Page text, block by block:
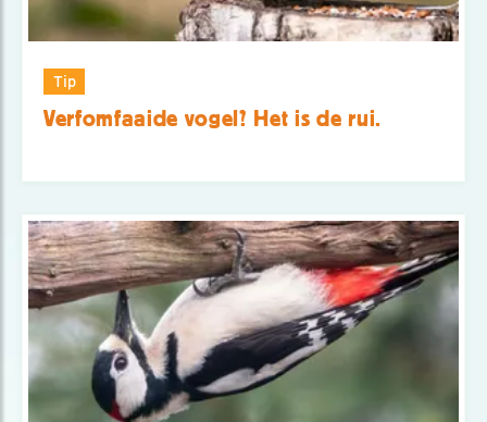
Tip
Verfomfaaide vogel? Het is de rui.